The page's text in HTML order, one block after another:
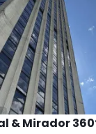
& Mirador